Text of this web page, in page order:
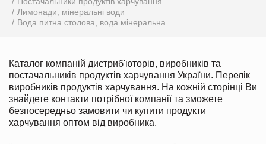
Лимонади, мінеральні води
Вода питна столова, вода мінеральна
Каталог компаній дистриб'юторів, виробників та
постачальників продуктів харчування України. Перелік
виробників продуктів харчування. На кожній сторінці Ви
знайдете контакти потрібної компанії та зможете
безпосередньо замовити чи купити продукти
харчування оптом від виробника.